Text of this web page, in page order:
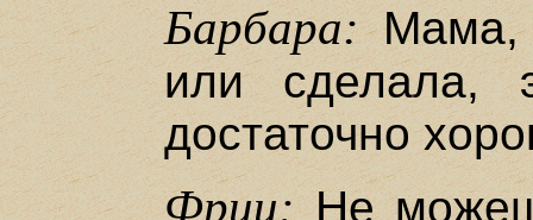
Барбара:Мама,
или сделала,
достаточно
Фриц:Не